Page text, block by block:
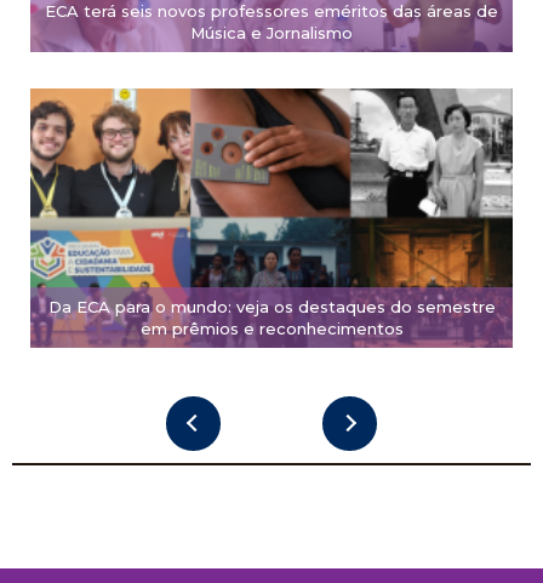
ECA terá seis novos professores eméritos das áreas de
Música e Jornalismo
Da ECA para o mundo: veja os destaques do semestre
em prêmios e reconhecimentos